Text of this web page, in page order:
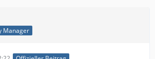
Manager